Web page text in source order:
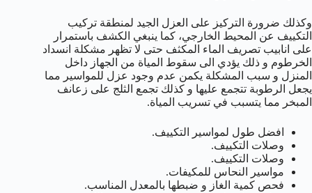
وكذلك ضرورة التركيز على العزل الجيد لمنطقة تركيب
التكييف عن المحيط الخارجي، كما ينبغي الكشف باستمرار
على انابيب تصريف الماء المكثف حتى لا تظهر مشكلة انسداد
الخرطوم و ذلك يؤدي الى سقوط المياة من الجهاز داخل
المنزل و سبب المشكلة يكمن عدم وجود عزل للمواسير مما
يجعل الرطوبة تتجمع عليها و كذلك تجمع الثلج على زعانف
المبخر مما يتسبب في تسريب المياة.
افضل طول لمواسير التكييف.
وصلات التكييف.
وصلات التكييف.
مواسير النحاس للمكيفات.
فحص كمية الغاز و ضبطها بالمعدل المناسب.